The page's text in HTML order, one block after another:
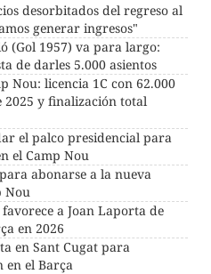
desorbitados del regreso al
generar ingresos"
(Gol 1957) va para largo:
de darles 5.000 asientos
Nou: licencia 1C con 62.000
2025 y finalización total
el palco presidencial para
el Camp Nou
abonarse a la nueva
Nou
a Joan Laporta de
en 2026
en Sant Cugat para
en el Barça